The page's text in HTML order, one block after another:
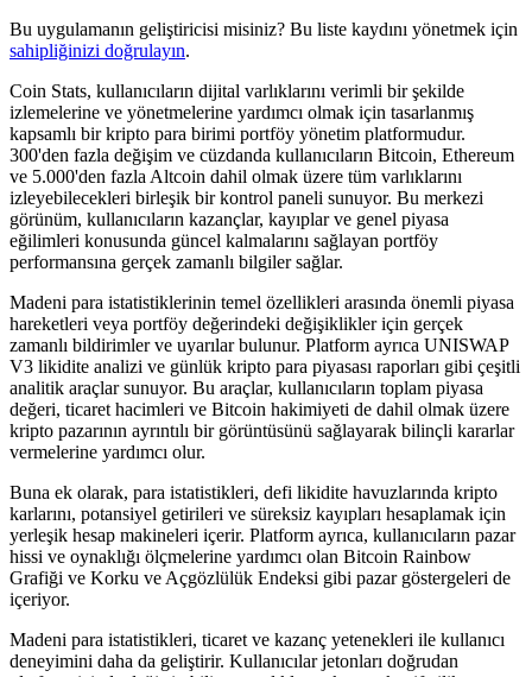
Bu uygulamanın geliştiricisi misiniz? Bu liste kaydını yönetmek için
sahipliğinizi doğrulayın.
Coin Stats, kullanıcıların dijital varlıklarını verimli bir şekilde
izlemelerine ve yönetmelerine yardımcı olmak için tasarlanmış
kapsamlı bir kripto para birimi portföy yönetim platformudur.
300'den fazla değişim ve cüzdanda kullanıcıların Bitcoin, Ethereum
ve 5.000'den fazla Altcoin dahil olmak üzere tüm varlıklarını
izleyebilecekleri birleşik bir kontrol paneli sunuyor. Bu merkezi
görünüm, kullanıcıların kazançlar, kayıplar ve genel piyasa
eğilimleri konusunda güncel kalmalarını sağlayan portföy
performansına gerçek zamanlı bilgiler sağlar.
Madeni para istatistiklerinin temel özellikleri arasında önemli piyasa
hareketleri veya portföy değerindeki değişiklikler için gerçek
zamanlı bildirimler ve uyarılar bulunur. Platform ayrıca UNISWAP
V3 likidite analizi ve günlük kripto para piyasası raporları gibi çeşitli
analitik araçlar sunuyor. Bu araçlar, kullanıcıların toplam piyasa
değeri, ticaret hacimleri ve Bitcoin hakimiyeti de dahil olmak üzere
kripto pazarının ayrıntılı bir görüntüsünü sağlayarak bilinçli kararlar
vermelerine yardımcı olur.
Buna ek olarak, para istatistikleri, defi likidite havuzlarında kripto
karlarını, potansiyel getirileri ve süreksiz kayıpları hesaplamak için
yerleşik hesap makineleri içerir. Platform ayrıca, kullanıcıların pazar
hissi ve oynaklığı ölçmelerine yardımcı olan Bitcoin Rainbow
Grafiği ve Korku ve Açgözlülük Endeksi gibi pazar göstergeleri de
içeriyor.
Madeni para istatistikleri, ticaret ve kazanç yetenekleri ile kullanıcı
deneyimini daha da geliştirir. Kullanıcılar jetonları doğrudan